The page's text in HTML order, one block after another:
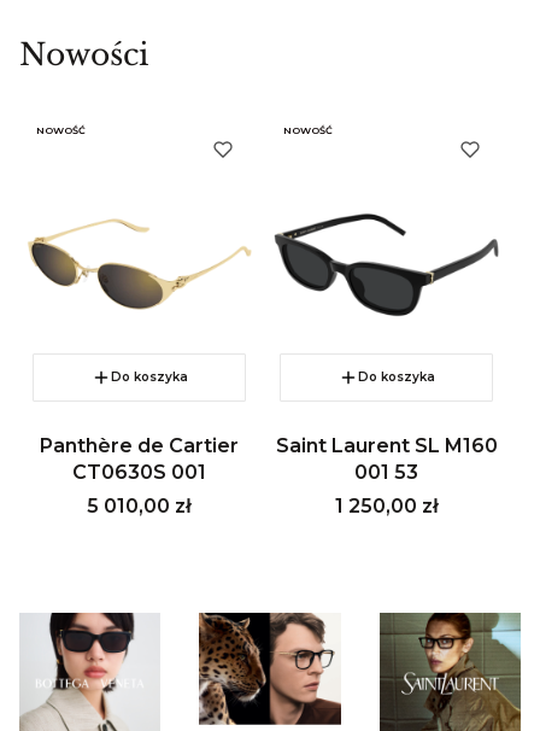
Nowości
NOWOŚĆ
Do koszyka
Panthère de Cartier
CT0630S 001
Cena
5 010,00 zł
NOWOŚĆ
Do koszyka
Saint Laurent SL M160
001 53
Cena
1 250,00 zł